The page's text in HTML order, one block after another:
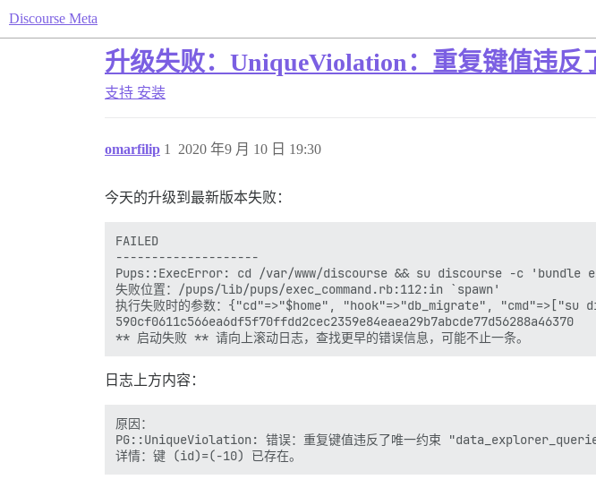
Discourse Meta
升级失败：UniqueViolation：重复键值违反
支持 安装
omarfilip 2020 年9 月 10 日 19:30
1
今天的升级到最新版本失败：
FAILED
--------------------
Pups::ExecError: cd /var/www/discourse && su discourse -c 'bundle
失败位置：/pups/lib/pups/exec_command.rb:112:in `spawn'
执行失败时的参数：{"cd"=>"$home", "hook"=>"db_migrate",
590cf0611c566ea6df5f70ffdd2cec2359e84eaea29b7abcde77d56288a46370
日志上方内容：
原因：
PG::UniqueViolation: 错误：重复键值违反了唯一约束